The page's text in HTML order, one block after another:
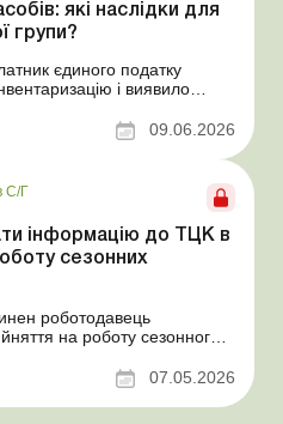
які наслідки для
групи?
єдиного податку
і виявило
виробництва, а також
Як вплинуть такі
на частку сільгоспто...
09.06.2026
С/Г
інформацію до ТЦК в
сезонних
роботодавець
на роботу сезонного
на сезонні
санкції за порушення
обліку в
07.05.2026